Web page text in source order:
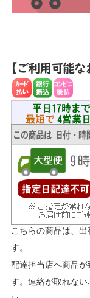
こちらの商品は、
す。
配達担当店へ商品
す。連絡が取れな